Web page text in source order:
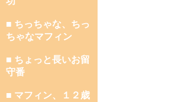
■ ちっちゃな、ちっ
ちゃなマフィン
■ ちょっと長いお留
守番
■ マフィン、１２歳